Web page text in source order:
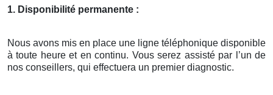
1. Disponibilité permanente :
Nous avons mis en place une ligne téléphonique disponible
à toute heure et en continu. Vous serez assisté par l’un de
nos conseillers, qui effectuera un premier diagnostic.